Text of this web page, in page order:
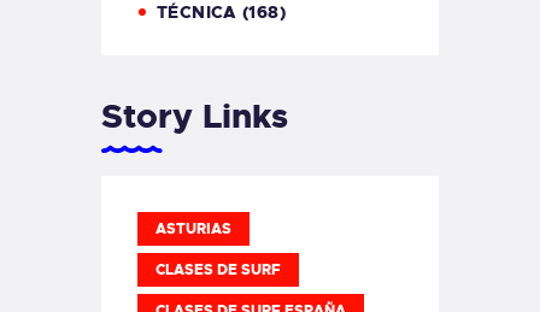
TÉCNICA (168)
Story Links
ASTURIAS
CLASES DE SURF